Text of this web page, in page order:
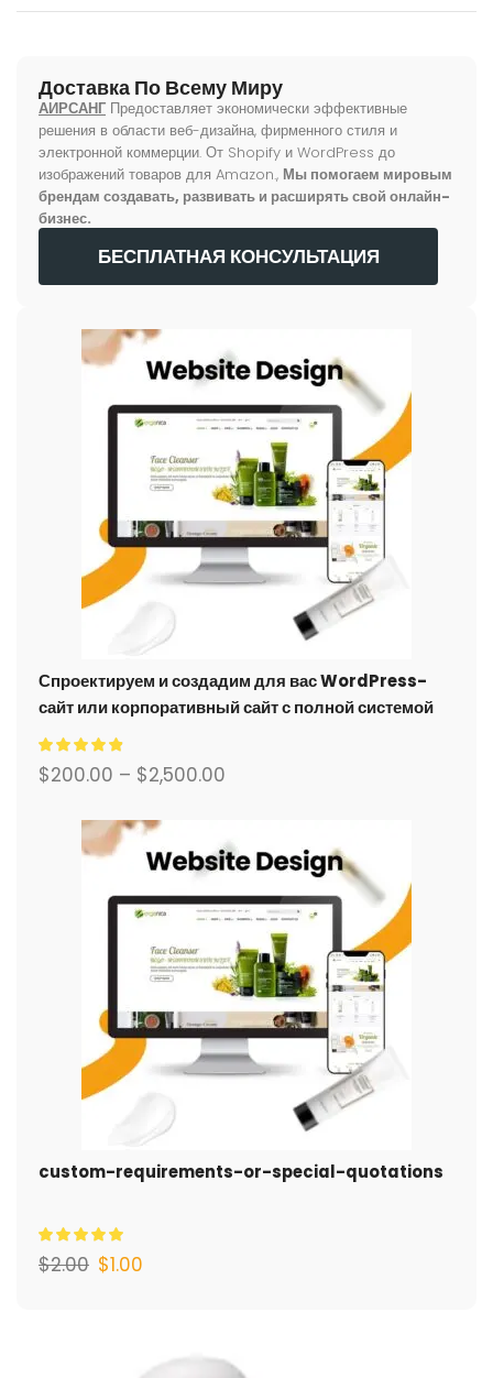
Доставка По Всему Миру
АИРСАНГ Предоставляет экономически эффективные
решения в области веб-дизайна, фирменного стиля и
электронной коммерции. От Shopify и WordPress до
изображений товаров для Amazon., Мы помогаем мировым
брендам создавать, развивать и расширять свой онлайн-
бизнес.
БЕСПЛАТНАЯ КОНСУЛЬТАЦИЯ
Спроектируем и создадим для вас WordPress-
сайт или корпоративный сайт с полной системой
электронной коммерции.
$200.00 – $2,500.00
custom-requirements-or-special-quotations
$2.00 $1.00